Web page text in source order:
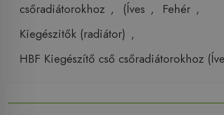
csőradiátorokhoz , (Íves , Fehér ,
Kiegészitők (radiátor) ,
HBF Kiegészítő cső csőradiátorokhoz